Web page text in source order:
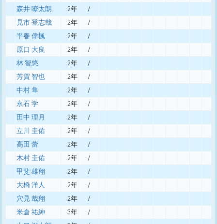
森井 瞭太朗
2年
/
見市 登志哉
2年
/
平春 偉楓
2年
/
原口 大良
2年
/
林 智悠
2年
/
芳賀 智也
2年
/
中村 隼
2年
/
永石 学
2年
/
田中 理月
2年
/
立川 圭佑
2年
/
高田 蕾
2年
/
木村 圭佑
2年
/
甲斐 雄翔
2年
/
大橋 洋人
2年
/
穴見 哉翔
2年
/
米倉 祐紳
3年
/